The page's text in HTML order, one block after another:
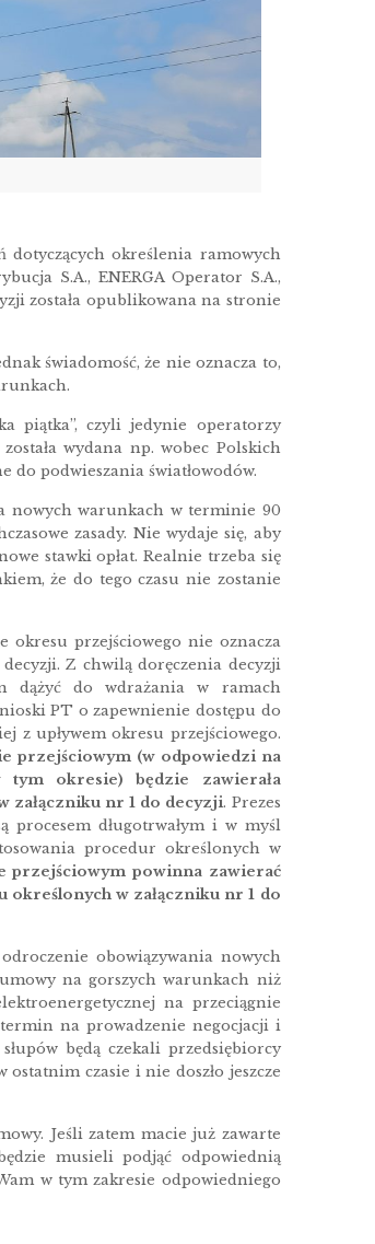
dotyczących określenia ramowych
S.A., ENERGA Operator S.A.,
została opublikowana na stronie
świadomość, że nie oznacza to,
piątka”, czyli jedynie operatorzy
wydana np. wobec Polskich
do podwieszania światłowodów.
nowych warunkach w terminie 90
zasady. Nie wydaje się, aby
stawki opłat. Realnie trzeba się
że do tego czasu nie zostanie
okresu przejściowego nie oznacza
Z chwilą doręczenia decyzji
dążyć do wdrażania w ramach
PT o zapewnienie dostępu do
z upływem okresu przejściowego.
przejściowym (w odpowiedzi na
tym okresie) będzie zawierała
załączniku nr 1 do decyzji. Prezes
procesem długotrwałym i w myśl
procedur określonych w
przejściowym powinna zawierać
w załączniku nr 1 do
obowiązywania nowych
na gorszych warunkach niż
na przeciągnie
na prowadzenie negocjacji i
będą czekali przedsiębiorcy
czasie i nie doszło jeszcze
Jeśli zatem macie już zawarte
musieli podjąć odpowiednią
w tym zakresie odpowiedniego